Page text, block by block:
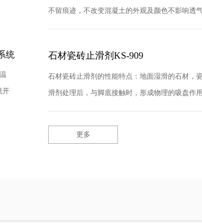
统
开
不留痕迹，不改变混凝土的外观及颜色不影响透
石材瓷砖止滑剂KS-909
石材瓷砖止滑剂的性能特点：地面湿滑的石材，
滑剂处理后，与脚底接触时，形成物理的吸盘作
更多